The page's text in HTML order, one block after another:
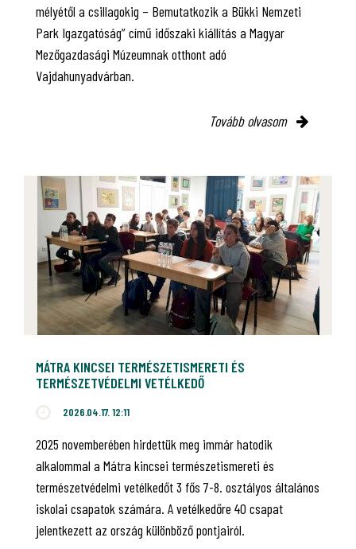
mélyétől a csillagokig – Bemutatkozik a Bükki Nemzeti
Park Igazgatóság” című időszaki kiállítás a Magyar
Mezőgazdasági Múzeumnak otthont adó
Vajdahunyadvárban.
Tovább olvasom
MÁTRA KINCSEI TERMÉSZETISMERETI ÉS
TERMÉSZETVÉDELMI VETÉLKEDŐ
2026.04.17. 12:11
2025 novemberében hirdettük meg immár hatodik
alkalommal a Mátra kincsei természetismereti és
természetvédelmi vetélkedőt 3 fős 7-8. osztályos általános
iskolai csapatok számára. A vetélkedőre 40 csapat
jelentkezett az ország különböző pontjairól.